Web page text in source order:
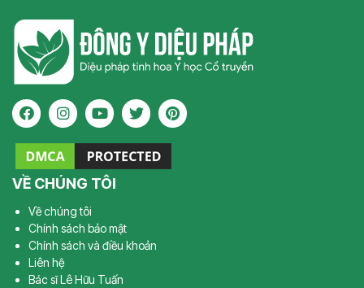
VỀ CHÚNG TÔI
Về chúng tôi
Chính sách bảo mật
Chính sách và điều khoản
Liên hệ
Bác sĩ Lê Hữu Tuấn